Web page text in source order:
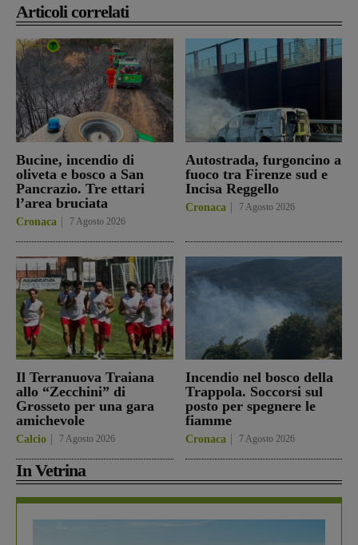
Articoli correlati
Bucine, incendio di
oliveta e bosco a San
Pancrazio. Tre ettari
l’area bruciata
Cronaca 7 Agosto 2026
Autostrada, furgoncino a
fuoco tra Firenze sud e
Incisa Reggello
Cronaca 7 Agosto 2026
Il Terranuova Traiana
allo “Zecchini” di
Grosseto per una gara
amichevole
Calcio 7 Agosto 2026
Incendio nel bosco della
Trappola. Soccorsi sul
posto per spegnere le
fiamme
Cronaca 7 Agosto 2026
In Vetrina